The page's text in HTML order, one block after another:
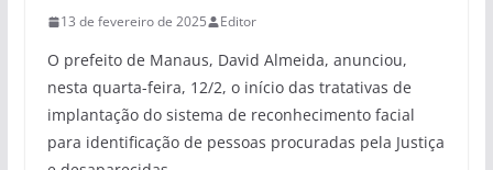
13 de fevereiro de 2025 Editor
O prefeito de Manaus, David Almeida, anunciou,
nesta quarta-feira, 12/2, o início das tratativas de
implantação do sistema de reconhecimento facial
para identificação de pessoas procuradas pela Justiça